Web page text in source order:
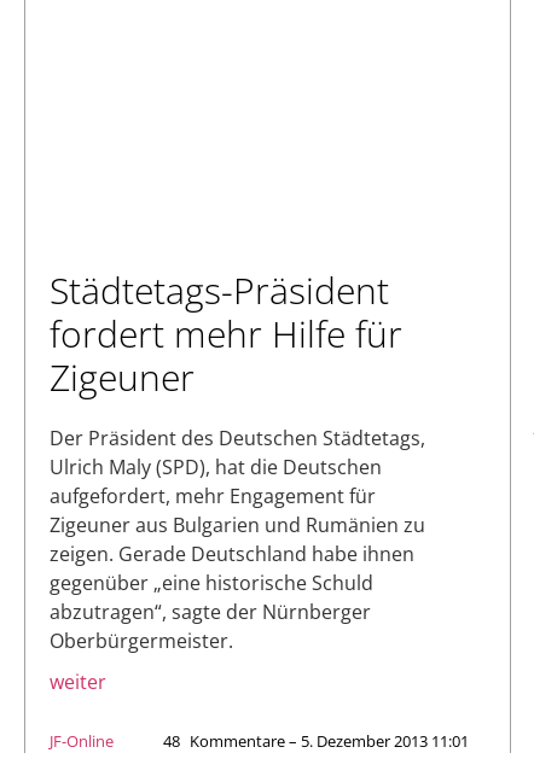
Städtetags-Präsident
fordert mehr Hilfe für
Zigeuner
Der Präsident des Deutschen Städtetags,
Ulrich Maly (SPD), hat die Deutschen
aufgefordert, mehr Engagement für
Zigeuner aus Bulgarien und Rumänien zu
zeigen. Gerade Deutschland habe ihnen
gegenüber „eine historische Schuld
abzutragen“, sagte der Nürnberger
Oberbürgermeister.
weiter
JF-Online 48 Kommentare – 5. Dezember 2013 11:01